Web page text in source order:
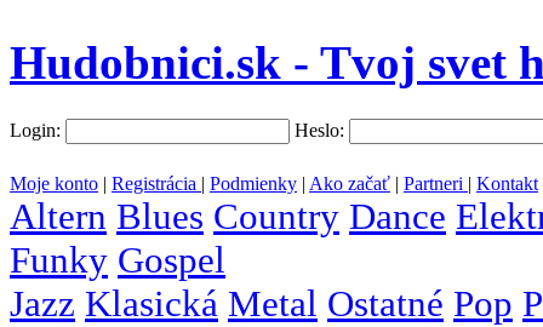
Hudobnici.sk - Tvoj svet
Login: Heslo:
Moje konto | Registrácia | Podmienky | Ako začať | Partneri | Kontakt
Altern Blues Country Dance
Funky Gospel
Jazz Klasická Metal Ostatné Pop